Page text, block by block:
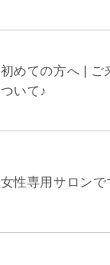
初めての方へ | ご
ついて♪
女性専用サロンで